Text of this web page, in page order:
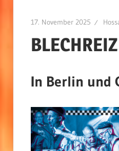
17. November 2025
In Berlin und